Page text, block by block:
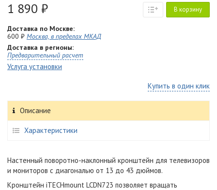
1 890 ₽ В корзину
Доставка по Москве:
600 ₽ Москва, в пределах МКАД
Доставка в регионы:
Предварительный расчет
Услуга установки
Купить в один клик
Описание
Характеристики
Настенный поворотно-наклонный кронштейн для телевизоров
и мониторов с диагональю от 13 до 43 дюймов.
Кронштейн iTECHmount LCDN723 позволяет вращать